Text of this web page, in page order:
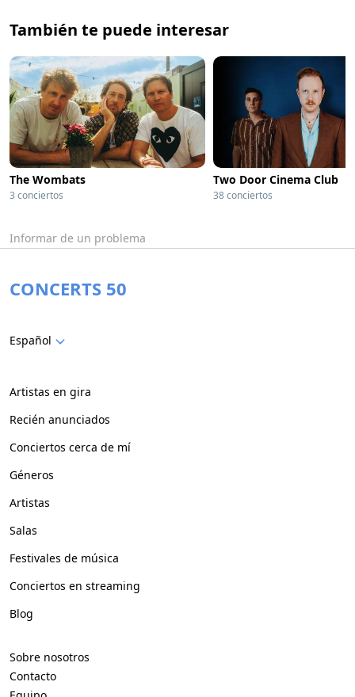
También te puede interesar
The Wombats
3 conciertos
Two Door Cinema Club
38 conciertos
Informar de un problema
CONCERTS 50
Español
Artistas en gira
Recién anunciados
Conciertos cerca de mí
Géneros
Artistas
Salas
Festivales de música
Conciertos en streaming
Blog
Sobre nosotros
Contacto